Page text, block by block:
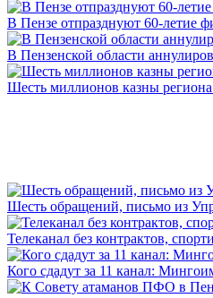
В Пензе отпразднуют 60-летие
В Пензенской области
Шесть миллионов казны
Шесть обращений, письмо из
Телеканал без контрактов,
Кого сдадут за 11 канал: